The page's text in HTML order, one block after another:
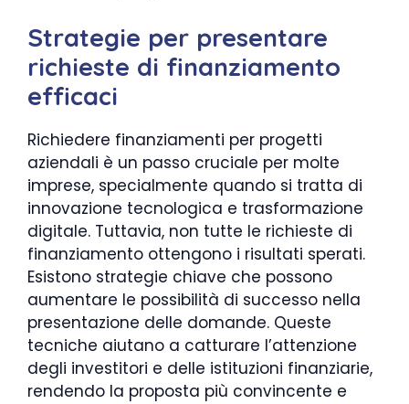
Strategie per presentare
richieste di finanziamento
efficaci
Richiedere finanziamenti per progetti
aziendali è un passo cruciale per molte
imprese, specialmente quando si tratta di
innovazione tecnologica e trasformazione
digitale. Tuttavia, non tutte le richieste di
finanziamento ottengono i risultati sperati.
Esistono strategie chiave che possono
aumentare le possibilità di successo nella
presentazione delle domande. Queste
tecniche aiutano a catturare l’attenzione
degli investitori e delle istituzioni finanziarie,
rendendo la proposta più convincente e